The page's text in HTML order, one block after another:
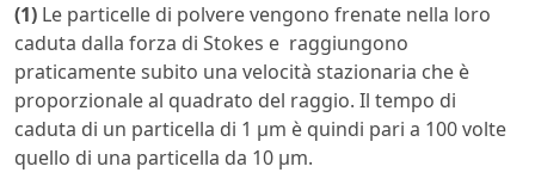
(1) Le particelle di polvere vengono frenate nella loro
caduta dalla forza di Stokes e raggiungono
praticamente subito una velocità stazionaria che è
proporzionale al quadrato del raggio. Il tempo di
caduta di un particella di 1 µm è quindi pari a 100 volte
quello di una particella da 10 µm.